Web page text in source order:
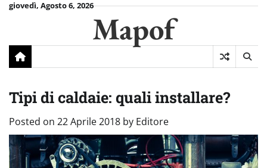
Skipgiovedì, Agosto 6, 2026
Mapof
Tipi di caldaie: quali installare?
Posted on 22 Aprile 2018 by Editore